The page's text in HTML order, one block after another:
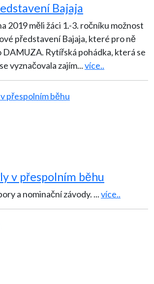
Bajaja
2019 měli žáci 1.-3. ročníku možnost
představení Bajaja, které pro ně
DAMUZA. Rytířská pohádka, která se
vyznačovala zajím...více..
v přespolním běhu
a nominační závody. ...více..